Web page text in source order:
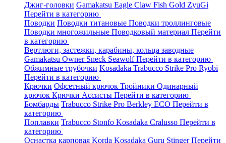
Джиг-головки Gamakatsu Eagle Claw Fish Gold ZyuGi
Перейти в категорию
Поводки Поводки титановые Поводки троллинговые
Поводки многожильные Поводковый материал Перейти
в категорию
Вертлюги, застежки, карабины, кольца заводные
Gamakatsu Owner Sneck SeawolfПерейти в категорию
Обжимные трубочки Kosadaka Trabucco Strike Pro Ryobi
Перейти в категорию
Крючки Офсетный крючок Тройники Одинарный
крючок Крючки Ассисты Перейти в категорию
Бомбарды Trabucco Strike Pro Berkley ECO Перейти в
категорию
Поплавки Trabucco Stonfo Kosadaka Cralusso Перейти в
категорию
Оснастка карповая Korda Kosadaka Guru StingerПерейти